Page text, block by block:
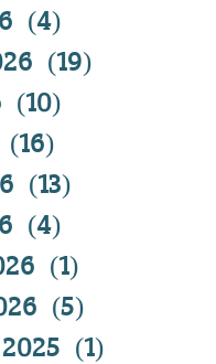
(4)
(19)
(10)
(16)
(13)
(4)
(1)
(5)
(1)